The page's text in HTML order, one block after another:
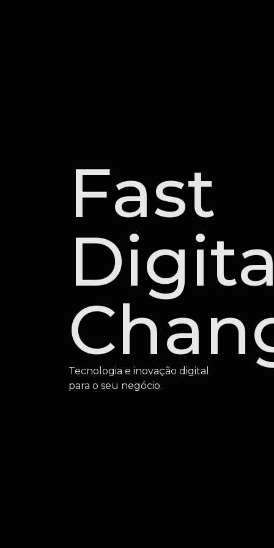
Fast
Tecnologia e inovação digital
para o seu negócio.